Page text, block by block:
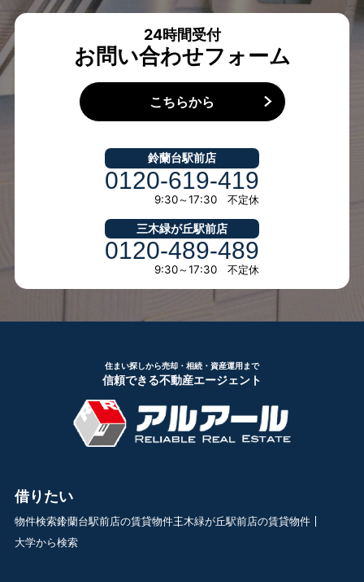
24時間受付
お問い合わせフォーム
こちらから
鈴蘭台駅前店
0120-619-419
9:30～17:30 不定休
三木緑が丘駅前店
0120-489-489
9:30～17:30 不定休
住まい探しから売却・相続・資産運用まで
信頼できる不動産エージェント
借りたい
物件検索鈴蘭台駅前店の賃貸物件三木緑が丘駅前店の賃貸物件
大学から検索